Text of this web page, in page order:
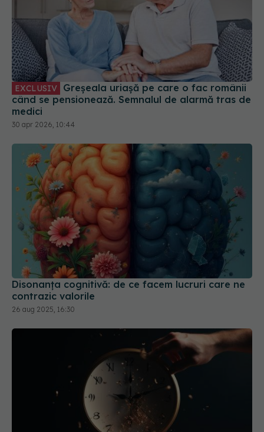
EXCLUSIV
când se pensionează. Semnalul de alarmă tras de
medici
30 apr 2026, 10:44
Disonanța cognitivă: de ce facem lucruri care ne
contrazic valorile
26 aug 2025, 16:30